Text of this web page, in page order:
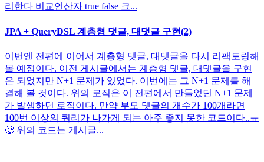
리한다 비교연산자 true false 크...
JPA + QueryDSL 계층형 댓글, 대댓글 구현(2)
이번엔 전편에 이어서 계층형 댓글, 대댓글을 다시 리팩토링해
볼 예정이다. 이전 게시글에서는 계층형 댓글, 대댓글을 구현
은 되었지만 N+1 문제가 있었다. 이번에는 그 N+1 문제를 해
결해 볼 것이다. 위의 로직은 이 전편에서 만들었던 N+1 문제
가 발생하던 로직이다. 만약 부모 댓글의 개수가 100개라면
100번 이상의 쿼리가 나가게 되는 아주 좋지 못한 코드이다..ㅠ
🥲 위의 코드는 게시글...